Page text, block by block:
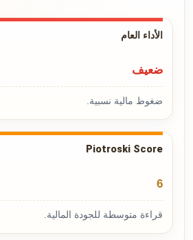
الأداء العام
ضعيف
ضغوط مالية نسبية.
Piotroski Score
6
قراءة متوسطة للجودة المالية.